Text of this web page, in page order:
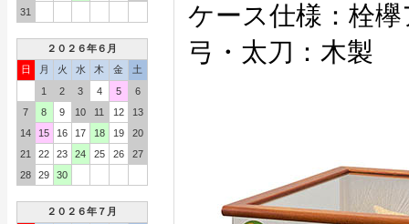
31
２０２６年６月
日
月 火 水 木 金
土
1
2 3 4 5
6
7
8 9 10 11 12
13
14
15 16 17 18 19
20
21
22 23 24 25 26
27
28
29 30
２０２６年７月
ケース仕様：栓
弓・太刀：木製